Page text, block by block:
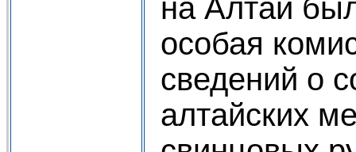
на Алтай
особая
сведений о
алтайских